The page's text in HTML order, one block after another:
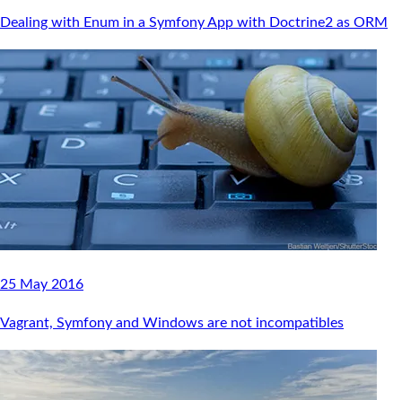
Dealing with Enum in a Symfony App with Doctrine2 as ORM
25 May 2016
Vagrant, Symfony and Windows are not incompatibles